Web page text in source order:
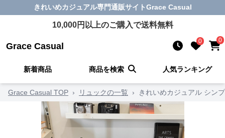
きれいめカジュアル専門通販サイトGrace Casual
10,000円以上のご購入で送料無料
Grace Casual 0 0
新着商品 商品を検索 人気ランキング
Grace Casual TOP › リュックの一覧 › きれいめカジュアル シン